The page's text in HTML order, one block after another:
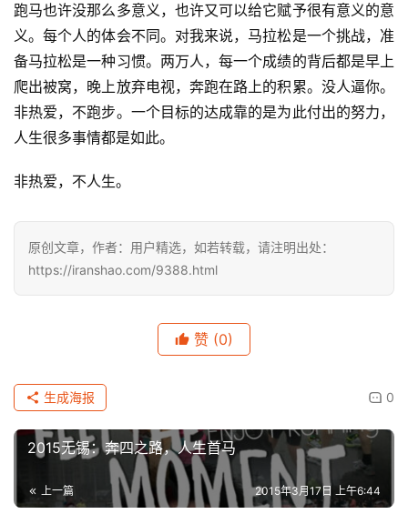
频
用
户
精
选
运
集
跑马也许没那么多意义，也许又可以给它赋予很有意义的意
义。每个人的体会不同。对我来说，马拉松是一个挑战，准
备马拉松是一种习惯。两万人，每一个成绩的背后都是早上
爬出被窝，晚上放弃电视，奔跑在路上的积累。没人逼你。
非热爱，不跑步。一个目标的达成靠的是为此付出的努力，
人生很多事情都是如此。
非热爱，不人生。
原创文章，作者：用户精选，如若转载，请注明出处：
https://iranshao.com/9388.html
赞 (0)
0
生成海报
2015无锡：奔四之路，人生首马
上一篇 2015年3月17日 上午6:44